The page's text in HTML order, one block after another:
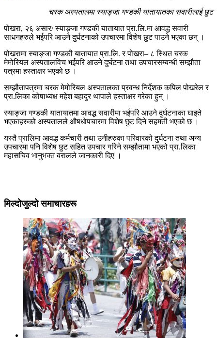
चरक अस्पतालमा स्याङ्जा गण्डकी यातायातका सवारीलाई छुट
पोखरा, २६ असार/ स्याङ्जा गण्डकी यातायात प्रा.लि.मा आवद्ध सवारी
साधनहरुले भईपरि आउने दुर्घटनाको उपचारमा विशेष छुट पाउने भएका छन् ।
पोखरामा स्याङ्जा गण्डकी यातायात प्रा.लि. र पोखरा– ८ स्थित चरक
मेमोरियल अस्पतालविच भईपरि आउने दुर्घटना तथा उपचारसम्बन्धी सम्झौता
पत्रमा हस्ताक्षर भएको छ ।
सम्झौतापत्रमा चरक मेमोरियल अस्पतालका प्रवन्ध निर्देशक कपिल पोखरेल र
प्रा.लिका कोषाध्यक्ष महेश बहादुर थापाले हस्ताक्षर गरेका हुन् ।
स्याङ्जा गण्डकी यातायातमा आवद्ध सवारीमा भईपरि आउने दुर्घटनाका घाइते
भएकाहरुको अस्पतालले औषधोपचारमा विशेष छुट दिने सहमती भएको छ ।
यस्तै प्रालिमा आवद्ध कर्मचारी तथा उनीहरुका परिवारको दुर्घटना तथा अन्य
उपचारमा पनि विशेष छुट सहित उपचार गरिने सम्झौतामा भएको प्रा.लिका
महासचिव भानुभक्त बरालले जानकारी दिए ।
मिल्दोजुल्दो समाचारहरू